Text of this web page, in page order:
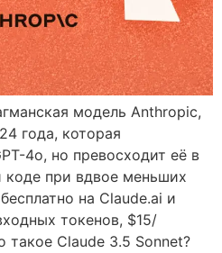
модель Anthropic,
года, которая
4o, но превосходит её в
коде при вдвое меньших
на Claude.ai и
токенов, $15/
Claude 3.5 Sonnet?